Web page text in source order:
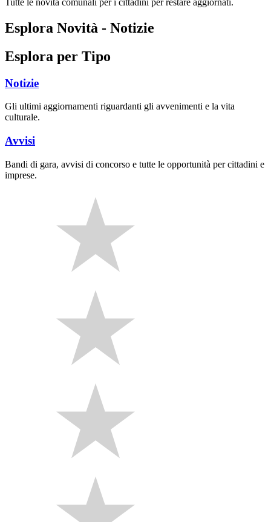
Esplora Novità - Notizie
Esplora per Tipo
Notizie
Gli ultimi aggiornamenti riguardanti gli avvenimenti e la vita
culturale.
Avvisi
Bandi di gara, avvisi di concorso e tutte le opportunità per cittadini e
imprese.